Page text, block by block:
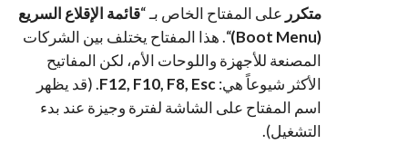
متكرر على المفتاح الخاص بـ “قائمة الإقلاع السريع
(Boot Menu)
“. هذا المفتاح يختلف بين الشركات
المصنعة للأجهزة واللوحات الأم، لكن المفاتيح
الأكثر شيوعاً هي:F12, F10, F8, Esc. (قد يظهر
اسم المفتاح على الشاشة لفترة وجيزة عند بدء
التشغيل).